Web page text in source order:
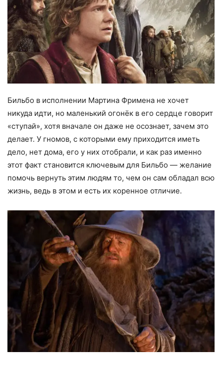
Бильбо в исполнении Мартина Фримена не хочет
никуда идти, но маленький огонёк в его сердце говорит
«ступай», хотя вначале он даже не осознает, зачем это
делает. У гномов, с которыми ему приходится иметь
дело, нет дома, его у них отобрали, и как раз именно
этот факт становится ключевым для Бильбо — желание
помочь вернуть этим людям то, чем он сам обладал всю
жизнь, ведь в этом и есть их коренное отличие.